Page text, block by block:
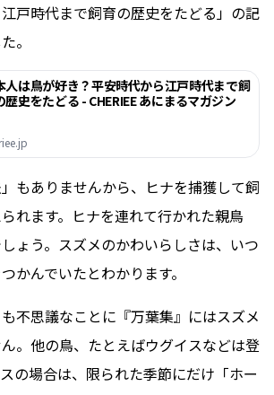
戸時代まで飼育の歴史をたどる」の記
。
人は鳥が好き？平安時代から江戸時代まで飼
歴史をたどる - CHERIEE あにまるマガジン
もありませんから、ヒナを捕獲して飼
れます。ヒナを連れて行かれた親鳥
ょう。スズメのかわいらしさは、いつ
かんでいたとわかります。
不思議なことに『万葉集』にはスズメ
。他の鳥、たとえばウグイスなどは登
の場合は、限られた季節にだけ「ホー